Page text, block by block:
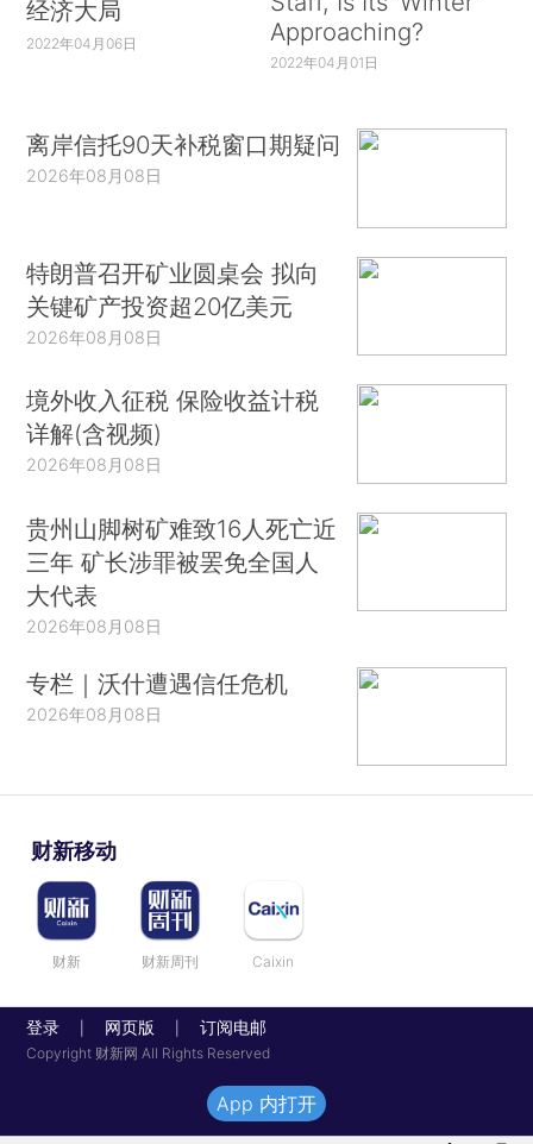
经济大局
2022年04月06日
Approaching?
2022年04月01日
离岸信托90天补税窗口期疑问
2026年08月08日
特朗普召开矿业圆桌会 拟向
关键矿产投资超20亿美元
2026年08月08日
境外收入征税 保险收益计税
详解(含视频)
2026年08月08日
贵州山脚树矿难致16人死亡近
三年 矿长涉罪被罢免全国人
大代表
2026年08月08日
专栏｜沃什遭遇信任危机
2026年08月08日
财新移动
财新 财新周刊 Caixin
登录 网页版 订阅电邮
Copyright 财新网 All Rights Reserved
App 内打开